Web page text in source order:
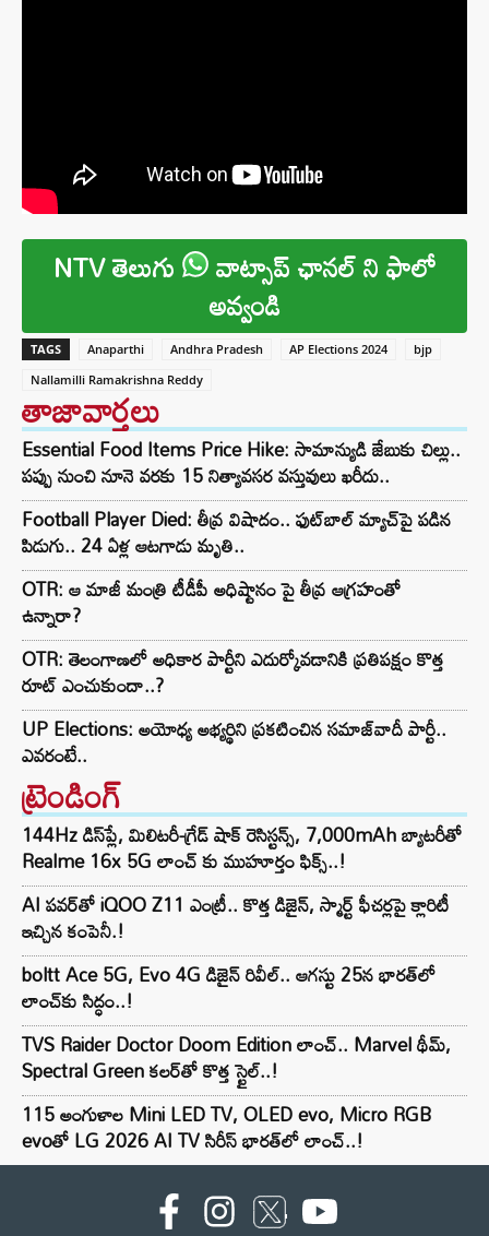
NTV తెలుగు వాట్సాప్ ఛానల్ ని ఫాలో
అవ్వండి
TAGS Anaparthi Andhra Pradesh AP Elections 2024
bjp
Nallamilli Ramakrishna Reddy
తాజావార్తలు
Essential Food Items Price Hike: సామాన్యుడి జేబుకు చిల్లు..
పప్పు నుంచి నూనె వరకు 15 నిత్యావసర వస్తువులు ఖరీదు..
Football Player Died: తీవ్ర విషాదం.. ఫుట్‌బాల్ మ్యాచ్‌పై పడిన
పిడుగు.. 24 ఏళ్ల ఆటగాడు మృతి..
OTR: ఆ మాజీ మంత్రి టీడీపీ అధిష్టానం పై తీవ్ర ఆగ్రహంతో
ఉన్నారా?
OTR: తెలంగాణలో అధికార పార్టీని ఎదుర్కోవడానికి ప్రతిపక్షం కొత్త
రూట్‌ ఎంచుకుందా..?
UP Elections: అయోధ్య అభ్యర్థిని ప్రకటించిన సమాజ్‌వాదీ పార్టీ..
ఎవరంటే..
ట్రెండింగ్‌
144Hz డిస్‌ప్లే, మిలిటరీ-గ్రేడ్ షాక్ రెసిస్టన్స్, 7,000mAh బ్యాటరీతో
Realme 16x 5G లాంచ్ కు ముహూర్తం ఫిక్స్..!
AI పవర్‌తో iQOO Z11 ఎంట్రీ.. కొత్త డిజైన్, స్మార్ట్ ఫీచర్లపై క్లారిటీ
ఇచ్చిన కంపెనీ.!
boltt Ace 5G, Evo 4G డిజైన్ రివీల్.. ఆగస్టు 25న భారత్‌లో
లాంచ్‌కు సిద్ధం..!
TVS Raider Doctor Doom Edition లాంచ్.. Marvel థీమ్,
Spectral Green కలర్‌తో కొత్త స్టైల్..!
115 అంగుళాల Mini LED TV, OLED evo, Micro RGB
evoతో LG 2026 AI TV సిరీస్ భారత్‌లో లాంచ్..!